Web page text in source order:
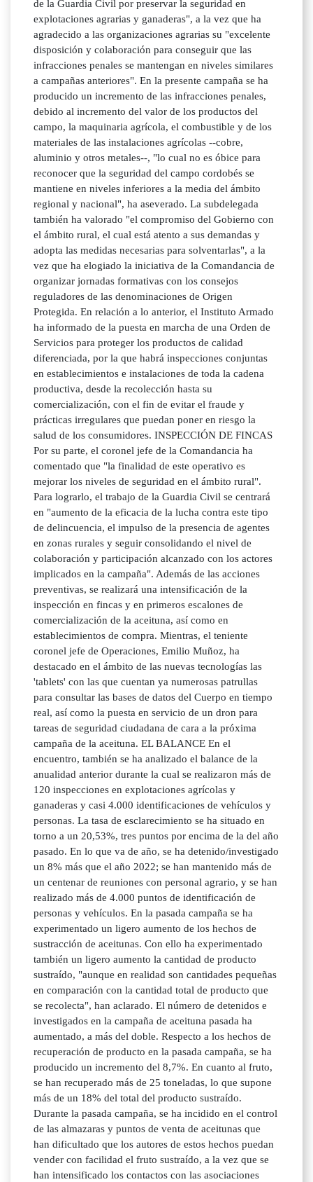
de la Guardia Civil por preservar la seguridad en
explotaciones agrarias y ganaderas", a la vez que ha
agradecido a las organizaciones agrarias su "excelente
disposición y colaboración para conseguir que las
infracciones penales se mantengan en niveles similares
a campañas anteriores". En la presente campaña se ha
producido un incremento de las infracciones penales,
debido al incremento del valor de los productos del
campo, la maquinaria agrícola, el combustible y de los
materiales de las instalaciones agrícolas --cobre,
aluminio y otros metales--, "lo cual no es óbice para
reconocer que la seguridad del campo cordobés se
mantiene en niveles inferiores a la media del ámbito
regional y nacional", ha aseverado. La subdelegada
también ha valorado "el compromiso del Gobierno con
el ámbito rural, el cual está atento a sus demandas y
adopta las medidas necesarias para solventarlas", a la
vez que ha elogiado la iniciativa de la Comandancia de
organizar jornadas formativas con los consejos
reguladores de las denominaciones de Origen
Protegida. En relación a lo anterior, el Instituto Armado
ha informado de la puesta en marcha de una Orden de
Servicios para proteger los productos de calidad
diferenciada, por la que habrá inspecciones conjuntas
en establecimientos e instalaciones de toda la cadena
productiva, desde la recolección hasta su
comercialización, con el fin de evitar el fraude y
prácticas irregulares que puedan poner en riesgo la
salud de los consumidores. INSPECCIÓN DE FINCAS
Por su parte, el coronel jefe de la Comandancia ha
comentado que "la finalidad de este operativo es
mejorar los niveles de seguridad en el ámbito rural".
Para lograrlo, el trabajo de la Guardia Civil se centrará
en "aumento de la eficacia de la lucha contra este tipo
de delincuencia, el impulso de la presencia de agentes
en zonas rurales y seguir consolidando el nivel de
colaboración y participación alcanzado con los actores
implicados en la campaña". Además de las acciones
preventivas, se realizará una intensificación de la
inspección en fincas y en primeros escalones de
comercialización de la aceituna, así como en
establecimientos de compra. Mientras, el teniente
coronel jefe de Operaciones, Emilio Muñoz, ha
destacado en el ámbito de las nuevas tecnologías las
'tablets' con las que cuentan ya numerosas patrullas
para consultar las bases de datos del Cuerpo en tiempo
real, así como la puesta en servicio de un dron para
tareas de seguridad ciudadana de cara a la próxima
campaña de la aceituna. EL BALANCE En el
encuentro, también se ha analizado el balance de la
anualidad anterior durante la cual se realizaron más de
120 inspecciones en explotaciones agrícolas y
ganaderas y casi 4.000 identificaciones de vehículos y
personas. La tasa de esclarecimiento se ha situado en
torno a un 20,53%, tres puntos por encima de la del año
pasado. En lo que va de año, se ha detenido/investigado
un 8% más que el año 2022; se han mantenido más de
un centenar de reuniones con personal agrario, y se han
realizado más de 4.000 puntos de identificación de
personas y vehículos. En la pasada campaña se ha
experimentado un ligero aumento de los hechos de
sustracción de aceitunas. Con ello ha experimentado
también un ligero aumento la cantidad de producto
sustraído, "aunque en realidad son cantidades pequeñas
en comparación con la cantidad total de producto que
se recolecta", han aclarado. El número de detenidos e
investigados en la campaña de aceituna pasada ha
aumentado, a más del doble. Respecto a los hechos de
recuperación de producto en la pasada campaña, se ha
producido un incremento del 8,7%. En cuanto al fruto,
se han recuperado más de 25 toneladas, lo que supone
más de un 18% del total del producto sustraído.
Durante la pasada campaña, se ha incidido en el control
de las almazaras y puntos de venta de aceitunas que
han dificultado que los autores de estos hechos puedan
vender con facilidad el fruto sustraído, a la vez que se
han intensificado los contactos con las asociaciones